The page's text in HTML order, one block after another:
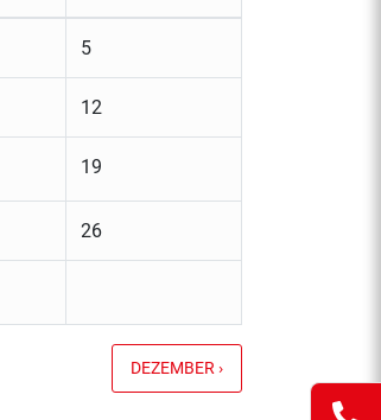
5
12
19
26
DEZEMBER ›